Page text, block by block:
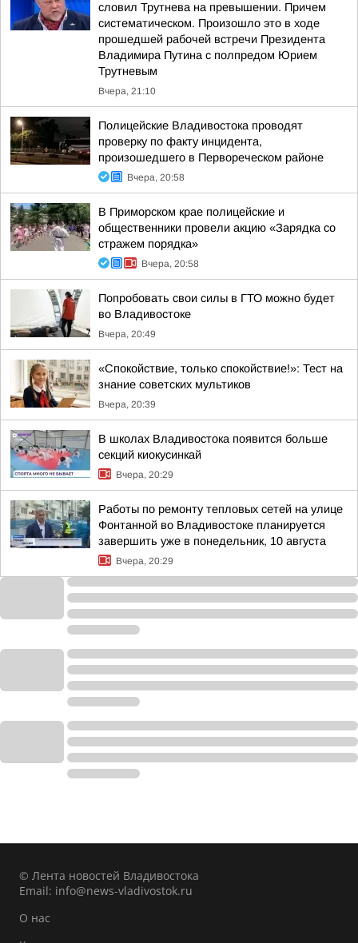
словил Трутнева на превышении. Причем
систематическом. Произошло это в ходе
прошедшей рабочей встречи Президента
Владимира Путина с полпредом Юрием
Трутневым
Вчера, 21:10
Полицейские Владивостока проводят
проверку по факту инцидента,
произошедшего в Первореческом районе
Вчера, 20:58
В Приморском крае полицейские и
общественники провели акцию «Зарядка со
стражем порядка»
Вчера, 20:58
Попробовать свои силы в ГТО можно будет
во Владивостоке
Вчера, 20:49
«Спокойствие, только спокойствие!»: Тест на
знание советских мультиков
Вчера, 20:39
В школах Владивостока появится больше
секций киокусинкай
Вчера, 20:29
Работы по ремонту тепловых сетей на улице
Фонтанной во Владивостоке планируется
завершить уже в понедельник, 10 августа
Вчера, 20:29
© Лента новостей Владивостока
Email: info@news-vladivostok.ru
О нас